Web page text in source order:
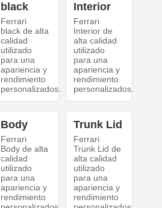
black
Ferrari
black de alta
calidad
utilizado
para una
apariencia y
rendimiento
personalizados.
Interior
Ferrari
Interior de
alta calidad
utilizado
para una
apariencia y
rendimiento
personalizados.
Body
Ferrari
Body de alta
calidad
utilizado
para una
apariencia y
rendimiento
Trunk Lid
Ferrari
Trunk Lid de
alta calidad
utilizado
para una
apariencia y
rendimiento